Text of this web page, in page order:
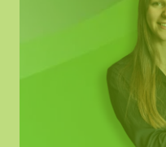
Steht für ein
Hohe akkustische
Feuerhemmend
Langlebig / sehr
Keine Pflege
Benötigt kein